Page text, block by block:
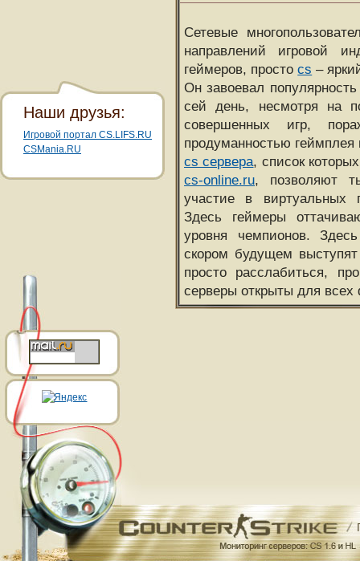
Сетевые
направлений игровой
геймеров, простоcs –
Он завоевал
сей день, несмотря на
совершенных игр,
продуманностью
cs сервера, список
cs-online.ru, позволяют
участие в виртуальных
Здесь геймеры
уровня чемпионов.
скором будущем
просто расслабиться,
серверы открыты для всех
Наши друзья:
Игровой портал CS.LIFS.RU
CSMania.RU